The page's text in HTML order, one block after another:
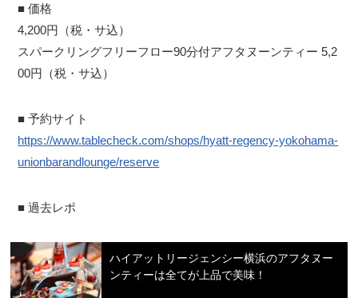
■ 価格
4,200円（税・サ込）
スパークリングフリーフロー90分付アフタヌーンティー 5,2
00円（税・サ込）
■ 予約サイト
https://www.tablecheck.com/shops/hyatt-regency-yokohama-
unionbarandlounge/reserve
■ 過去レポ
ハイアットリージェンシー横浜のアフタヌー
ンティーは全てが上品で美味！